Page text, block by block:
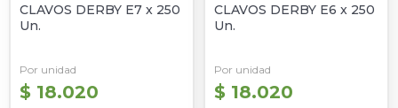
CLAVOS DERBY E7 x 250
Un.
Por unidad
$ 18.020
CLAVOS DERBY E6 x 250
Un.
Por unidad
$ 18.020